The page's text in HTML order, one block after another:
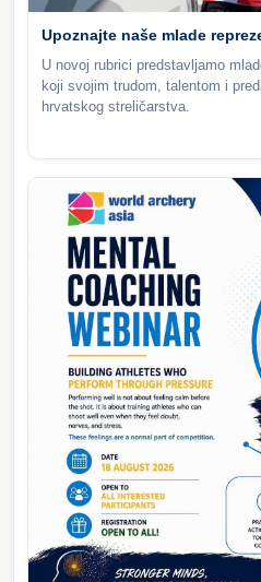
Upoznajte naše mlade
U novoj rubrici predstavljamo
koji svojim trudom, talentom i
hrvatskog streličarstva.